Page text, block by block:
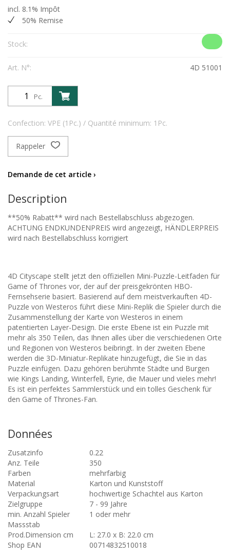
incl. 8.1% Impôt
50% Remise
Stock:
Art. N°: 4D 51001
Pc.
Confection: VPE (1Pc.) / Quantité minimum: 1Pc.
Rappeler
Demande de cet article ›
Description
**50% Rabatt** wird nach Bestellabschluss abgezogen.
ACHTUNG ENDKUNDENPREIS wird angezeigt, HÄNDLERPREIS
wird nach Bestellabschluss korrigiert
4D Cityscape stellt jetzt den offiziellen Mini-Puzzle-Leitfaden für
Game of Thrones vor, der auf der preisgekrönten HBO-
Fernsehserie basiert. Basierend auf dem meistverkauften 4D-
Puzzle von Westeros führt diese Mini-Replik die Spieler durch die
Zusammenstellung der Karte von Westeros in einem
patentierten Layer-Design. Die erste Ebene ist ein Puzzle mit
mehr als 350 Teilen, das Ihnen alles über die verschiedenen Orte
und Regionen von Westeros beibringt. In der zweiten Ebene
werden die 3D-Miniatur-Replikate hinzugefügt, die Sie in das
Puzzle einfügen. Dazu gehören berühmte Städte und Burgen
wie Kings Landing, Winterfell, Eyrie, die Mauer und vieles mehr!
Es ist ein perfektes Sammlerstück und ein tolles Geschenk für
den Game of Thrones-Fan.
Données
Zusatzinfo
0.22
Anz. Teile
350
Farben
mehrfarbig
Material
Karton und Kunststoff
Verpackungsart
hochwertige Schachtel aus Karton
Zielgruppe
7 - 99 Jahre
min. Anzahl Spieler
1 oder mehr
Massstab
Prod.Dimension cm
L: 27.0 x B: 22.0 cm
Shop EAN
00714832510018